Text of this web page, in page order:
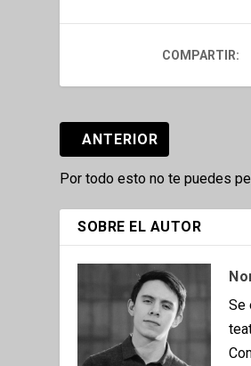
COMPARTIR:
ANTERIOR
Por todo esto no te puedes
SOBRE EL AUTOR
Se